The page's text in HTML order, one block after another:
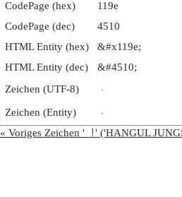
CodePage (hex)
119e
CodePage (dec)
4510
HTML Entity (hex)
&#x119e;
HTML Entity (dec)
&#4510;
Zeichen (UTF-8)
ᆞ
Zeichen (Entity)
ᆞ
« Voriges Zeichen 'ᆝ' ('HANGUL